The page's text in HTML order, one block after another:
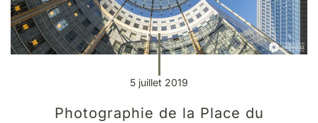
5 juillet 2019
Photographie de la Place du